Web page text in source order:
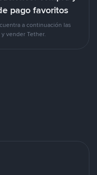
pago favoritos
a continuación las
vender Tether.